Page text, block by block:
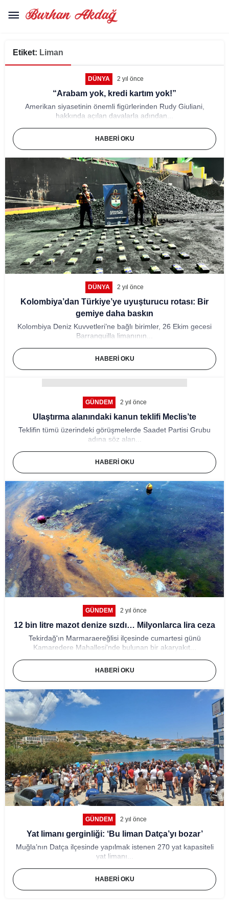
Etiket: Liman
DÜNYA 2 yıl önce
“Arabam yok, kredi kartım yok!”
Amerikan siyasetinin önemli figürlerinden Rudy Giuliani,
hakkında açılan davalarla adından...
HABERI OKU
DÜNYA 2 yıl önce
Kolombiya’dan Türkiye’ye uyuşturucu rotası: Bir
gemiye daha baskın
Kolombiya Deniz Kuvvetleri’ne bağlı birimler, 26 Ekim gecesi
Barranquilla limanının...
HABERI OKU
GÜNDEM 2 yıl önce
Ulaştırma alanındaki kanun teklifi Meclis’te
Teklifin tümü üzerindeki görüşmelerde Saadet Partisi Grubu
adına söz alan...
HABERI OKU
GÜNDEM 2 yıl önce
12 bin litre mazot denize sızdı… Milyonlarca lira ceza
Tekirdağ'ın Marmaraereğlisi ilçesinde cumartesi günü
Kamaredere Mahallesi'nde bulunan bir akaryakıt...
HABERI OKU
GÜNDEM 2 yıl önce
Yat limanı gerginliği: ‘Bu liman Datça’yı bozar’
Muğla’nın Datça ilçesinde yapılmak istenen 270 yat kapasiteli
yat limanı...
HABERI OKU